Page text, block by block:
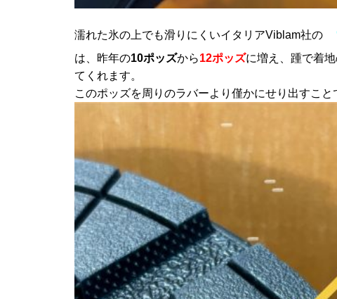
濡れた氷の上でも滑りにくいイタリアViblam社の
は、昨年の10ポッズから12ポッズに増え、踵で着
てくれます。
このポッズを周りのラバーより僅かにせり出すこ